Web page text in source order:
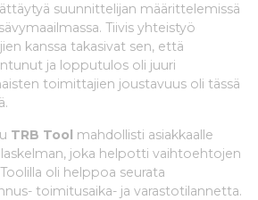
suunnittelijan määrittelemissä
Tiivis yhteistyö
kanssa takasivat sen, että
ja lopputulos oli juuri
toimittajien joustavuus oli tässä
TRB Tool mahdollisti asiakkaalle
joka helpotti vaihtoehtojen
oli helppoa seurata
toimitusaika- ja varastotilannetta.